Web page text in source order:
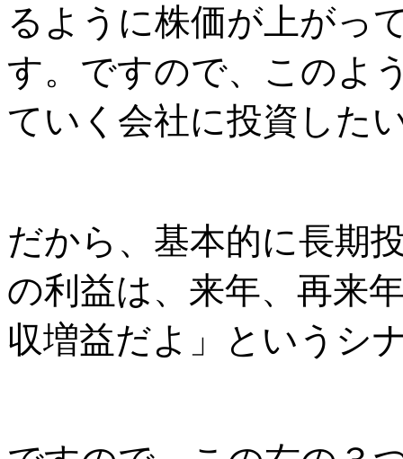
るように株価が上がっ
す。ですので、このよ
ていく会社に投資した
だから、基本的に長期
の利益は、来年、再来
収増益だよ」というシ